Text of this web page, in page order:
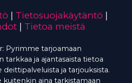
| Tietosuojakäytäntö |
| Tietoa meistä
Pyrimme tarjoamaan
tarkkaa ja ajantasaista tietoa
ja tarjouksista.
aina tarkistamaan